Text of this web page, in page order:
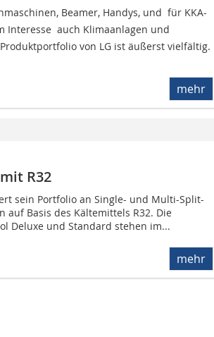
Beamer, Handys, und  für KKA-
Interesse  auch Klimaanlagen und
von LG ist äußerst vielfältig.
mehr
R32
sein Portfolio an Single- und Multi-Split-
auf Basis des Kältemittels R32. Die
Deluxe und Standard stehen im...
mehr